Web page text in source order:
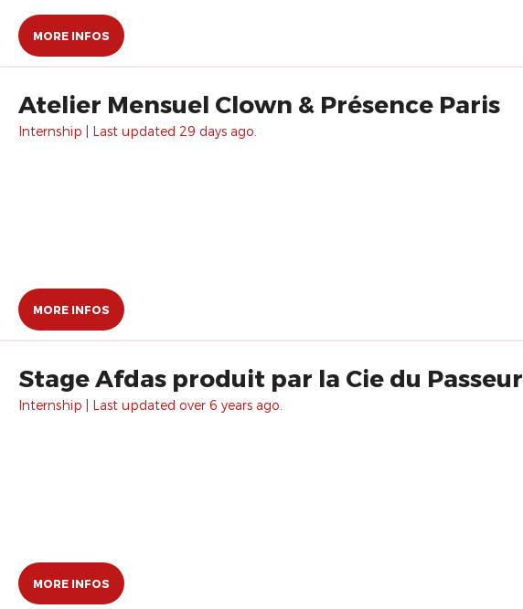
MORE INFOS
Atelier Mensuel Clown & Présence Paris
Internship | Last updated 29 days ago.
MORE INFOS
Stage Afdas produit par la Cie du Passeur
Internship | Last updated over 6 years ago.
MORE INFOS